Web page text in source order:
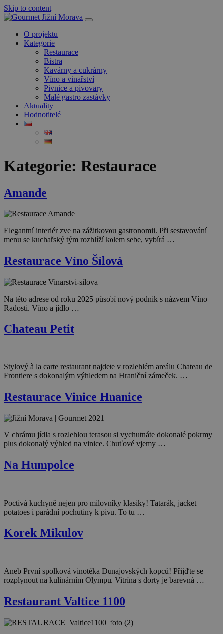
Skip to content
O projektu
Kategorie
Restaurace
Bistra
Kavárny a cukrárny
Víno a vinařství
Pivnice a pivovary
Malé gastro zastávky
Aktuality
Hodnotitelé
Kategorie: Restaurace
Amande
Elegantní interiér zve na zážitkovou gastronomii. Při sestavování
menu se kuchařský tým rozhlíží kolem sebe, vybírá …
Restaurace Víno Šílová
Na této adrese od roku 2025 působí nový podnik s názvem Víno
Radosti. Víno a jídlo …
Chateau Petit
Stylový à la carte restaurant najdete v rozlehlém areálu Chateau de
Frontiere s dokonalým výhledem na Hraniční zámeček. …
Restaurace Vinice Hnanice
V chrámu jídla s rozlehlou terasou si vychutnáte dokonalé pokrmy
plus dokonalý výhled na vinice. Chuťové vjemy …
Na Humpolce
Poctivá kuchyně nejen pro milovníky klasiky! Tatarák, jacket
potatoes i parádní pochutiny k pivu. To tu …
Korek Mikulov
Aneb První spolková vinotéka Dunajovských kopců! Přijďte se
rozplynout na kulinárním Olympu. Vitrína s dorty je barevná …
Restaurant Valtice 1100